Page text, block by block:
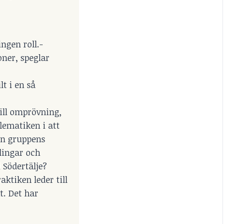
roll.-
speglar
i en så
omprövning,
i att
gruppens
och
leder till
Det har